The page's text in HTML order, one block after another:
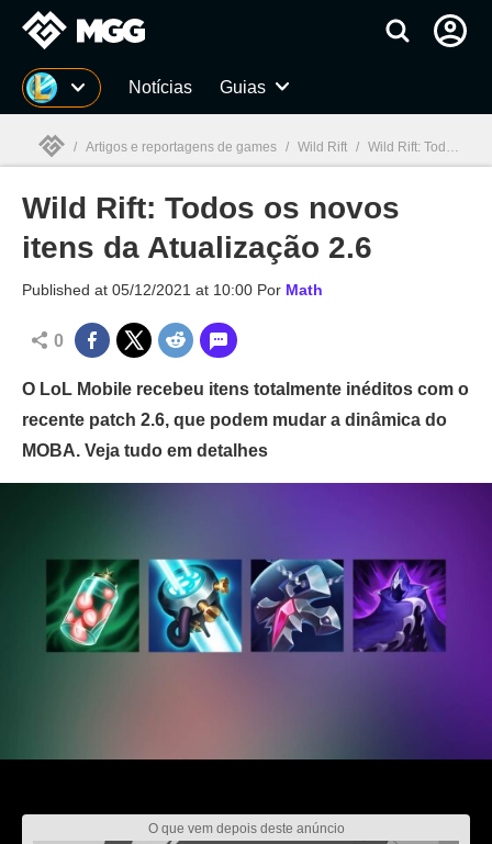
Millenium Notícias Guias
Millenium
/ Artigos e reportagens de games / Wild Rift / Wild Rift: Todos os novos itens da Atualização 2.6
Wild Rift: Todos os novos
itens da Atualização 2.6
Published at 05/12/2021 at 10:00 Por Math
0
O LoL Mobile recebeu itens totalmente inéditos com o
recente patch 2.6, que podem mudar a dinâmica do
MOBA. Veja tudo em detalhes